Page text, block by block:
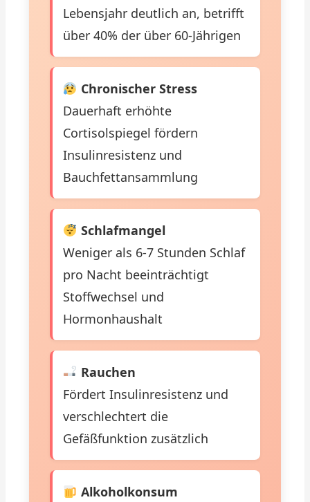
Lebensjahr deutlich an, betrifft
über 40% der über 60-Jährigen
Chronischer Stress
Dauerhaft erhöhte
Cortisolspiegel fördern
Insulinresistenz und
Bauchfettansammlung
Schlafmangel
Weniger als 6-7 Stunden Schlaf
pro Nacht beeinträchtigt
Stoffwechsel und
Hormonhaushalt
Rauchen
Fördert Insulinresistenz und
verschlechtert die
Gefäßfunktion zusätzlich
Alkoholkonsum